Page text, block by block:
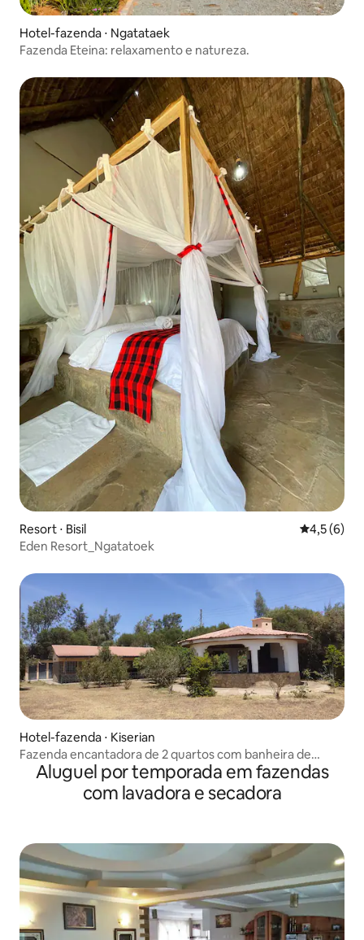
Hotel-fazenda ⋅ Ngatataek
Fazenda Eteina: relaxamento e natureza.
Resort ⋅ Bisil 4,5 de
4,5 (6)
Eden Resort_Ngatatoek
Hotel-fazenda ⋅ Kiserian
Fazenda encantadora de 2 quartos com banheira de
hidromassagem
Aluguel por temporada em fazendas
com lavadora e secadora